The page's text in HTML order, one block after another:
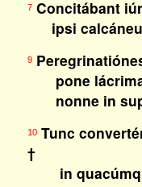
7Concitábant
ipsi
9
pone
nonne in
10Tunc
†
in